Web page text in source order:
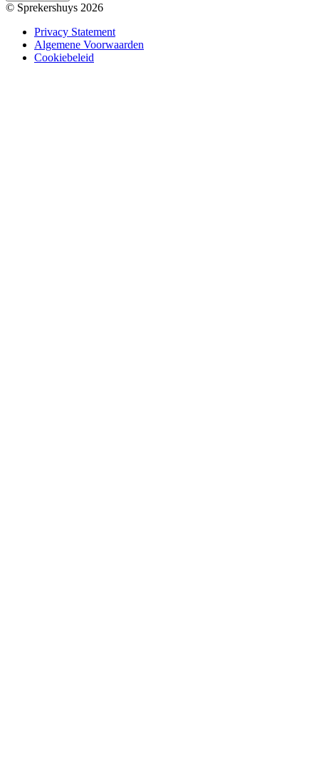
© Sprekershuys 2026
Privacy Statement
Algemene Voorwaarden
Cookiebeleid